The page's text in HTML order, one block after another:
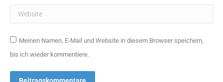
Website
Meinen Namen, E-Mail und Website in diesem Browser speichern,
bis ich wieder kommentiere.